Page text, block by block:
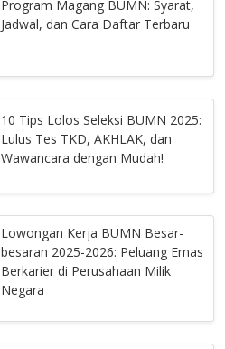
Program Magang BUMN: Syarat,
Jadwal, dan Cara Daftar Terbaru
10 Tips Lolos Seleksi BUMN 2025:
Lulus Tes TKD, AKHLAK, dan
Wawancara dengan Mudah!
Lowongan Kerja BUMN Besar-
besaran 2025-2026: Peluang Emas
Berkarier di Perusahaan Milik
Negara